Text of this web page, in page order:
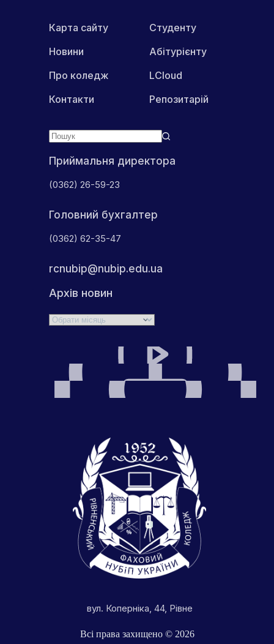
Приймальня директора
(0362) 26-59-23
Головний бухгалтер
(0362) 62-35-47
rcnubip@nubip.edu.ua
Архів новин
Архіви
вул. Коперніка, 44, Рівне
Карта сайту
Новини
Про коледж
Контакти
Студенту
Абітурієнту
LCloud
Репозитарій
Всі права захищено © 2026